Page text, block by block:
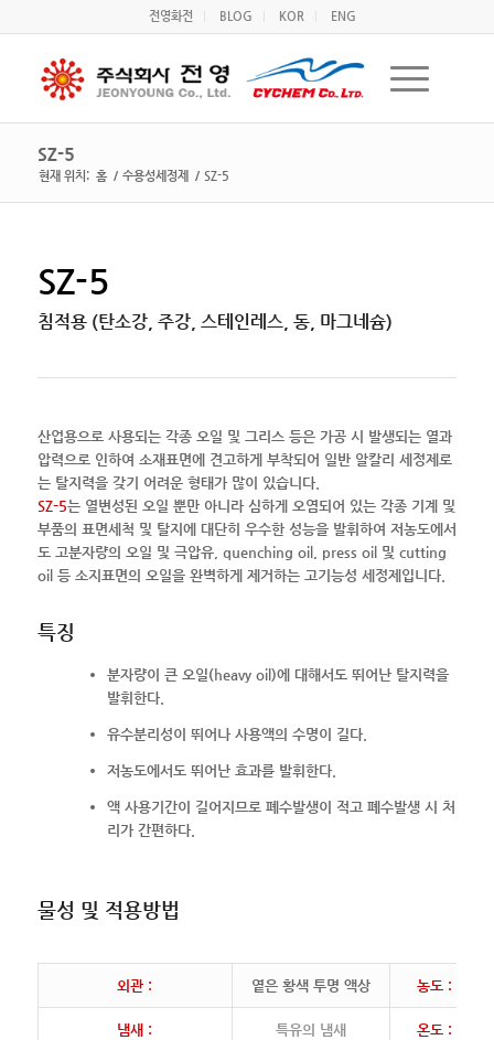
전영화전 BLOG KOR ENG
SZ-5
현재 위치: 홈 / 수용성세정제 / SZ-5
SZ-5
침적용 (탄소강, 주강, 스테인레스, 동, 마그네슘)
산업용으로 사용되는 각종 오일 및 그리스 등은 가공 시 발생되는 열과
압력으로 인하여 소재표면에 견고하게 부착되어 일반 알칼리 세정제로
는 탈지력을 갖기 어려운 형태가 많이 있습니다.
SZ–5는 열변성된 오일 뿐만 아니라 심하게 오염되어 있는 각종 기계 및
부품의 표면세척 및 탈지에 대단히 우수한 성능을 발휘하여 저농도에서
도 고분자량의 오일 및 극압유, quenching oil, press oil 및 cutting
oil 등 소지표면의 오일을 완벽하게 제거하는 고기능성 세정제입니다.
특징
분자량이 큰 오일(heavy oil)에 대해서도 뛰어난 탈지력을
발휘한다.
유수분리성이 뛰어나 사용액의 수명이 길다.
저농도에서도 뛰어난 효과를 발휘한다.
액 사용기간이 길어지므로 폐수발생이 적고 폐수발생 시 처
리가 간편하다.
물성 및 적용방법
외관 : 옅은 황색 투명 액상 농도 :
냄새 : 특유의 냄새 온도 :